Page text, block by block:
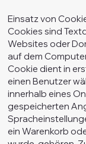
Einsatz von
Cookies sind
Websites oder
auf dem
Cookie dient in
einen Benutzer
innerhalb eines
gespeicherten
ein Warenkorb